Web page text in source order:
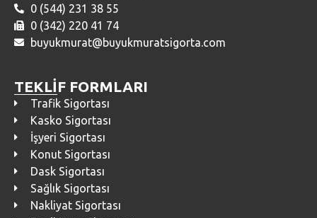
0 (544) 231 38 55
0 (342) 220 41 74
buyukmurat@buyukmuratsigorta.com
TEKLİF FORMLARI
Trafik Sigortası
Kasko Sigortası
İşyeri Sigortası
Konut Sigortası
Dask Sigortası
Sağlık Sigortası
Nakliyat Sigortası